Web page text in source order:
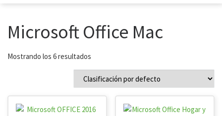
Microsoft Office Mac
Mostrando los 6 resultados